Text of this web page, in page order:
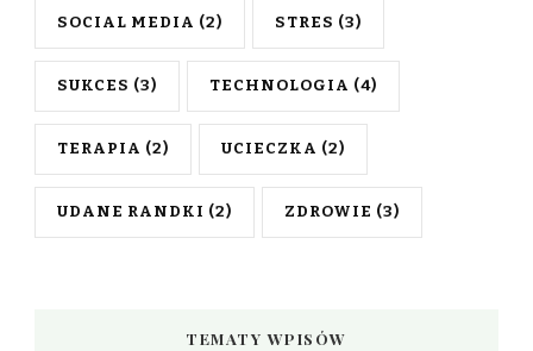
SOCIAL MEDIA (2) STRES (3)
SUKCES (3) TECHNOLOGIA (4)
TERAPIA (2) UCIECZKA (2)
UDANE RANDKI (2) ZDROWIE (3)
TEMATY WPISÓW